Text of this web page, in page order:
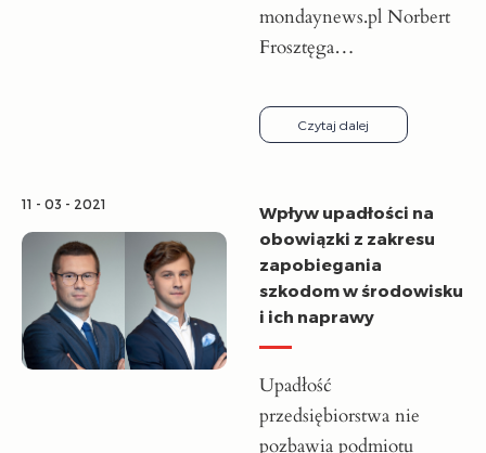
mondaynews.pl Norbert
Frosztęga…
Czytaj dalej
11 - 03 - 2021
Wpływ upadłości na
obowiązki z zakresu
zapobiegania
szkodom w środowisku
i ich naprawy
Upadłość
przedsiębiorstwa nie
pozbawia podmiotu